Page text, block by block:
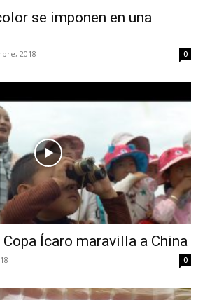
se imponen en una
2018 0
Ícaro maravilla a China
0